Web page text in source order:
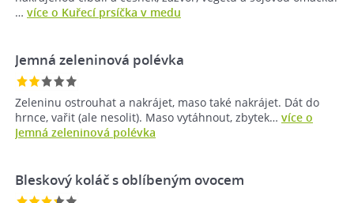
… více o Kuřecí prsíčka v medu
Jemná zeleninová polévka
Zeleninu ostrouhat a nakrájet, maso také nakrájet. Dát do
hrnce, vařit (ale nesolit). Maso vytáhnout, zbytek… více o
Jemná zeleninová polévka
Bleskový koláč s oblíbeným ovocem